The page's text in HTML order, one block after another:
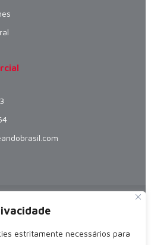
estritamente necessários para
Systems
y Lazos Preformados